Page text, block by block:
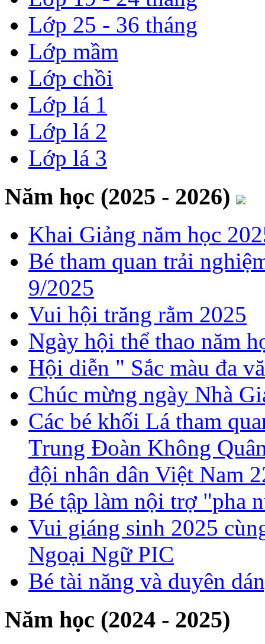
Lớp 25 - 36 tháng
Lớp mầm
Lớp chồi
Lớp lá 1
Lớp lá 2
Lớp lá 3
Năm học (2025 - 2026)
Khai Giảng năm học
Bé tham quan trải
9/2025
Vui hội trăng rằm 2025
Ngày hội thể thao năm
Hội diễn " Sắc màu đa
Chúc mừng ngày Nhà
Các bé khối Lá tham
Trung Đoàn Không
đội nhân dân Việt Nam
Bé tập làm nội trợ "pha
Vui giáng sinh 2025
Ngoại Ngữ PIC
Bé tài năng và duyên
Năm học (2024 - 2025)